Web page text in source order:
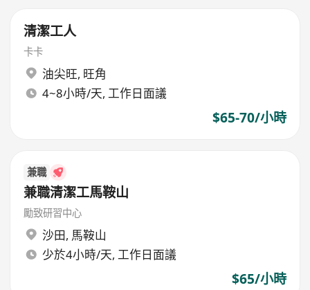
清潔工人
卡卡
油尖旺, 旺角
4~8小時/天, 工作日面議
$65-70/小時
兼職
兼職清潔工馬鞍山
勵致研習中心
沙田, 馬鞍山
少於4小時/天, 工作日面議
$65/小時